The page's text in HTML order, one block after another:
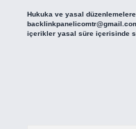
Hukuka ve yasal
içerikler yasal süre içerisinde